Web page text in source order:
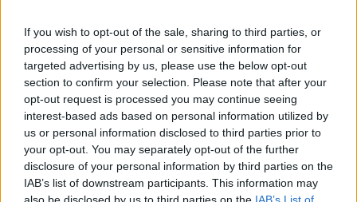
If you wish to opt-out of the sale, sharing to third parties, or
processing of your personal or sensitive information for
targeted advertising by us, please use the below opt-out
section to confirm your selection. Please note that after your
opt-out request is processed you may continue seeing
interest-based ads based on personal information utilized by
us or personal information disclosed to third parties prior to
your opt-out. You may separately opt-out of the further
disclosure of your personal information by third parties on the
IAB’s list of downstream participants. This information may
also be disclosed by us to third parties on the IAB’s List of
αίθριος καιρός
78%
14km/h
Δ-ΝΔ
27°/27°
06:18
20:07
πρόγνωση:
32°